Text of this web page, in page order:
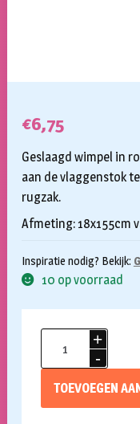
€6,75
Geslaagd wimpel in
aan de vlaggenstok
rugzak.
Afmeting: 18x155cm
Inspiratie nodig? Bekijk:
10 op voorraad
geslaagd
TOEVOEGEN